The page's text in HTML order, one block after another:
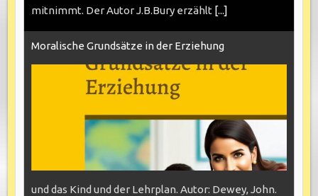
mitnimmt. Der Autor J.B.Bury erzählt [...]
Moralische Grundsätze in der Erziehung
und das Kind und der Lehrplan. Autor: Dewey, John.